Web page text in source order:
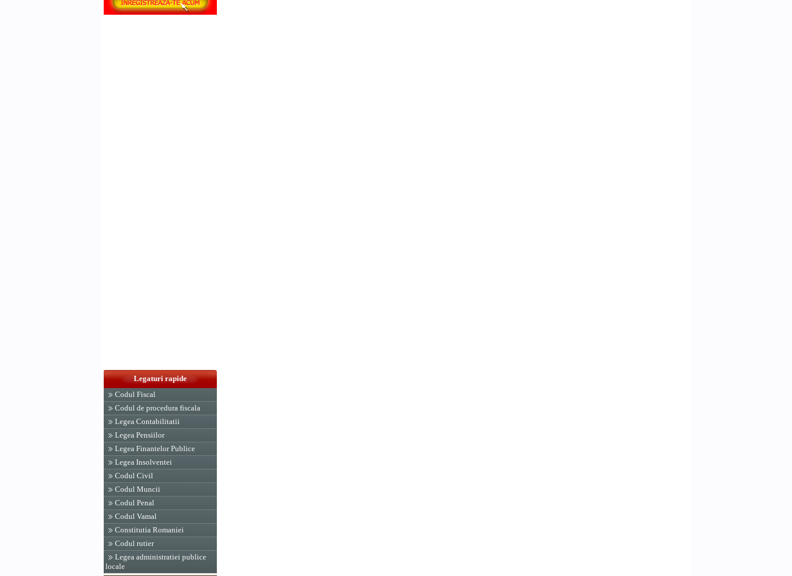
Legaturi rapide
Codul Fiscal
Codul de procedura fiscala
Legea Contabilitatii
Legea Pensiilor
Legea Finantelor Publice
Legea Insolventei
Codul Civil
Codul Muncii
Codul Penal
Codul Vamal
Constitutia Romaniei
Codul rutier
Legea administratiei publice
locale